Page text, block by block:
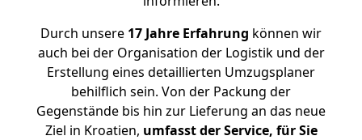
Durch unsere 17 Jahre Erfahrung können wir
auch bei der Organisation der Logistik und der
Erstellung eines detaillierten Umzugsplaner
behilflich sein. Von der Packung der
Gegenstände bis hin zur Lieferung an das neue
Ziel in Kroatien, umfasst der Service, für Sie